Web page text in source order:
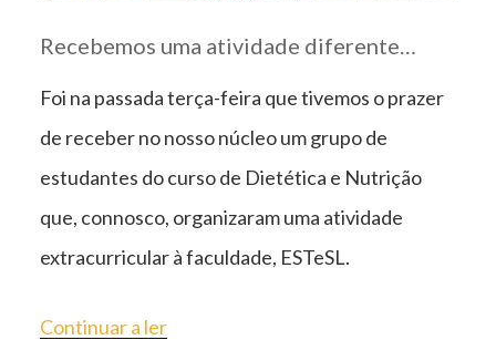
Recebemos uma atividade diferente…
Foi na passada terça-feira que tivemos o prazer
de receber no nosso núcleo um grupo de
estudantes do curso de Dietética e Nutrição
que, connosco, organizaram uma atividade
extracurricular à faculdade, ESTeSL.
Continuar a ler“ABRIMOS